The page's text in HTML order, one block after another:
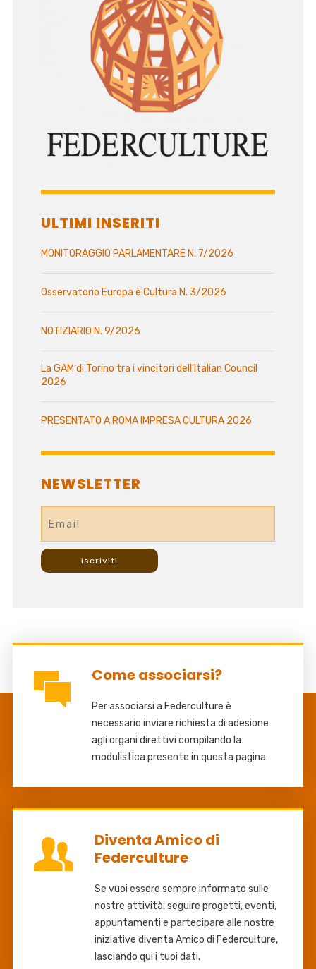
ULTIMI INSERITI
MONITORAGGIO PARLAMENTARE N. 7/2026
Osservatorio Europa è Cultura N. 3/2026
NOTIZIARIO N. 9/2026
La GAM di Torino tra i vincitori dell’Italian Council
2026
PRESENTATO A ROMA IMPRESA CULTURA 2026
NEWSLETTER
Come associarsi?
Per associarsi a Federculture è
necessario inviare richiesta di adesione
agli organi direttivi compilando la
modulistica presente in questa pagina.
Diventa Amico di
Federculture
Se vuoi essere sempre informato sulle
nostre attività, seguire progetti, eventi,
appuntamenti e partecipare alle nostre
iniziative diventa Amico di Federculture,
lasciando qui i tuoi dati.